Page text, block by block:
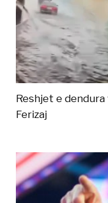
Reshjet e
Ferizaj